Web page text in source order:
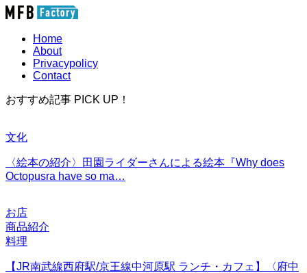
Home
About
Privacypolicy
Contact
おすすめ記事 PICK UP！
文化
〈絵本の紹介〉田園ライダーさんによる絵本『Why does
Octopusra have so ma…
お店
商品紹介
料理
【JR南武線西府駅/京王線中河原駅 ランチ・カフェ】〈府中